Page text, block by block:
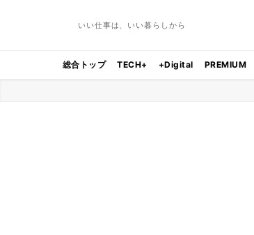
いい仕事は、いい暮らしから
総合トップ TECH+ +Digital PREMIUM